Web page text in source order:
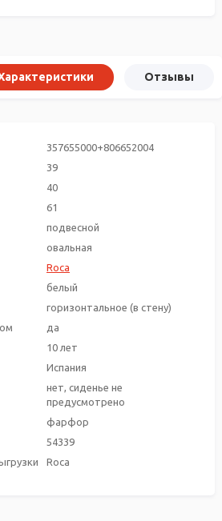
Отзывы
357655000+806652004
39
40
61
подвесной
овальная
Roca
белый
горизонтальное (в стену)
да
10 лет
Испания
нет, сиденье не
предусмотрено
фарфор
54339
Roca